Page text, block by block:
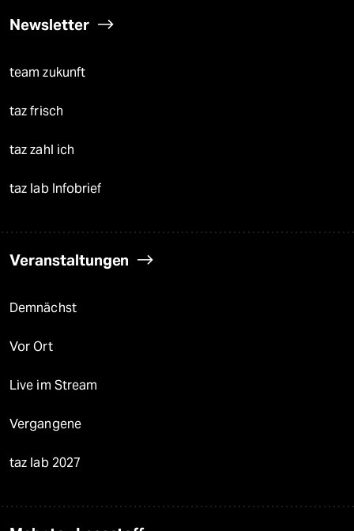
Newsletter
team zukunft
taz frisch
taz zahl ich
taz lab Infobrief
Veranstaltungen
Demnächst
Vor Ort
Live im Stream
Vergangene
taz lab 2027